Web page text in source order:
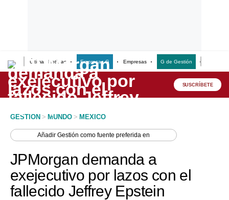
Últimas Noticias Empresas G Empresas G de Gestión
Lo último
Peru Quiosco
Economía
Mercados
SUSCRÍBETE
GESTION > MUNDO > MEXICO
AñadirGestión como fuente preferida en
JPMorgan demanda a
exejecutivo por lazos con el
fallecido Jeffrey Epstein